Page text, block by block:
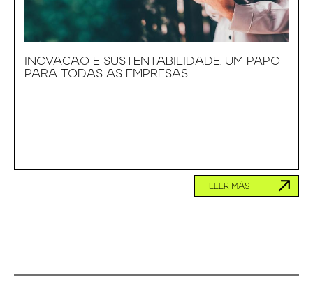
INOVACAO E SUSTENTABILIDADE: UM PAPO
PARA TODAS AS EMPRESAS
LEER MÁS